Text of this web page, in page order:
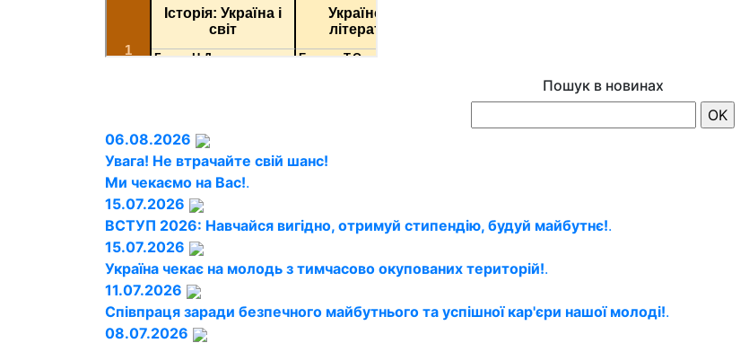
Пошук в новинах
06.08.2026
Увага! Не втрачайте свій шанс!
Ми чекаємо на Вас!.
15.07.2026
ВСТУП 2026: Навчайся вигідно, отримуй стипендію, будуй майбутнє!.
15.07.2026
Україна чекає на молодь з тимчасово окупованих територій!.
11.07.2026
Співпраця заради безпечного майбутнього та успішної кар'єри нашої молоді!.
08.07.2026